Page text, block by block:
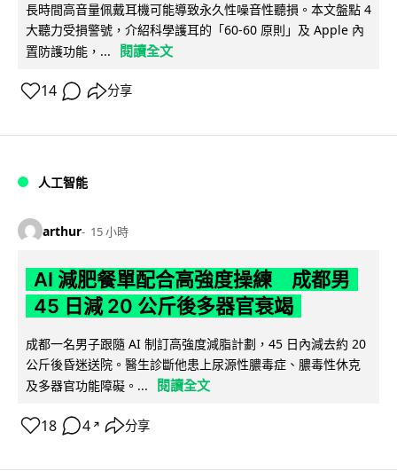
長時間高音量佩戴耳機可能導致永久性噪音性聽損。本文盤點 4
大聽力受損警號，介紹科學護耳的「60-60 原則」及 Apple 內
置防護功能，...
閱讀全文
14 分享
人工智能
arthur 15 小時
AI 減肥餐單配合高強度操練 成都男
45 日減 20 公斤後多器官衰竭
成都一名男子跟隨 AI 制訂高強度減脂計劃，45 日內減去約 20
公斤後昏迷送院。醫生診斷他患上尿源性膿毒症、膿毒性休克
及多器官功能障礙。...
閱讀全文
18 4 ↗ 分享